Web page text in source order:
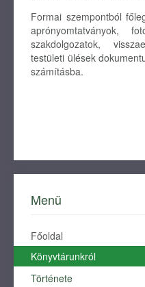
Formai szempontból
aprónyomtatványok,
szakdolgozatok,
testületi ülések
számításba.
Menü
Főoldal
Könyvtárunkról
Története